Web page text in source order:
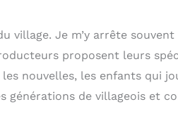
Je m’y arrête
proposent leurs
nouvelles, les enfants qui
de villageois et